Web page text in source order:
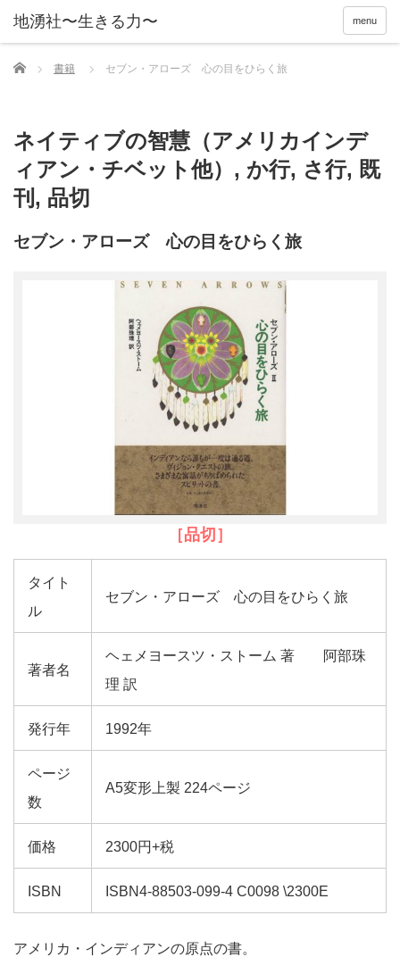
menu
Home 書籍 セブン・アローズ 心の目をひらく旅
ネイティブの智慧（アメリカインデ
ィアン・チベット他） , か行, さ行, 既
刊 , 品切
セブン・アローズ 心の目をひらく旅
［品切］
タイト
ル
セブン・アローズ 心の目をひらく旅
著者名
ヘェメヨースツ・ストーム 著 阿部珠
理 訳
発行年 1992年
ページ
数
A5変形上製 224ページ
価格 2300円+税
ISBN ISBN4-88503-099-4 C0098 \2300E
アメリカ・インディアンの原点の書。